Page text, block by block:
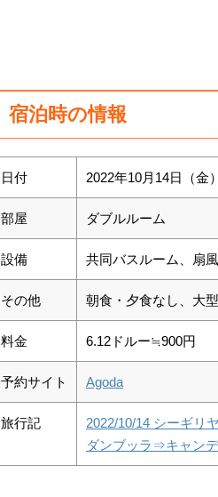
宿泊時の情報
日付 2022年10月14日（金
部屋 ダブルルーム
設備 共同バスルーム、扇
その他 朝食・夕食なし、大
料金 6.12ドルー≒900円
予約サイト Agoda
旅行記
2022/10/14 シーギリ
ダンブッラ⇒キャン